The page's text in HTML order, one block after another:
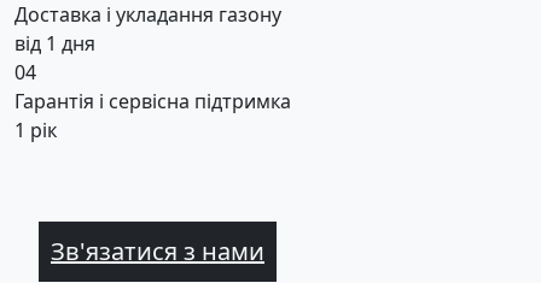
Доставка і укладання газону
від 1 дня
04
Гарантія і сервісна підтримка
1 рік
Зв'язатися з нами